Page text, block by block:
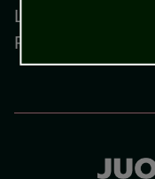
Länsi-Suomi
Puh. 040 836 3066